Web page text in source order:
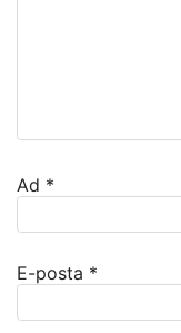
Ad *
E-posta *